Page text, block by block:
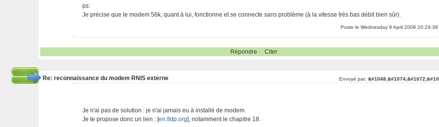
ps:
Je précise que le modem 56k, quant à lui, fonctionne et se connecte sans problème (à la vitesse très bas débit bien sûr).
Poste le Wednesday 9 April 2008 20:24:39
Répondre Citer
Re: reconnaissance du modem RNIS externe Envoyé par:
Je n'ai pas de solution : je n'ai jamais eu à installé de modem.
Je te propose donc un lien : [en.tldp.org], notamment le chapitre 18.